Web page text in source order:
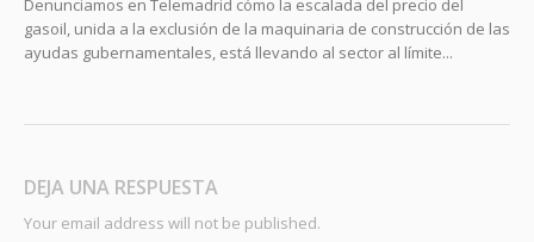
Denunciamos en Telemadrid cómo la escalada del precio del
gasoil, unida a la exclusión de la maquinaria de construcción de las
ayudas gubernamentales, está llevando al sector al límite...
DEJA UNA RESPUESTA
Your email address will not be published.